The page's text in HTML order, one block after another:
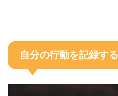
自分の行動を記録する